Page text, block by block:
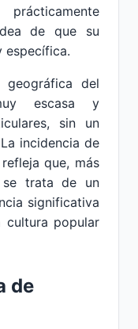
de que su
específica.
geográfica del
escasa y
sin un
incidencia de
que, más
se trata de un
significativa
popular
de